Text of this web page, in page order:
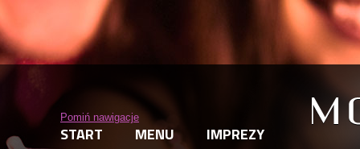
Pomiń nawigacje
START MENU
IMPREZY